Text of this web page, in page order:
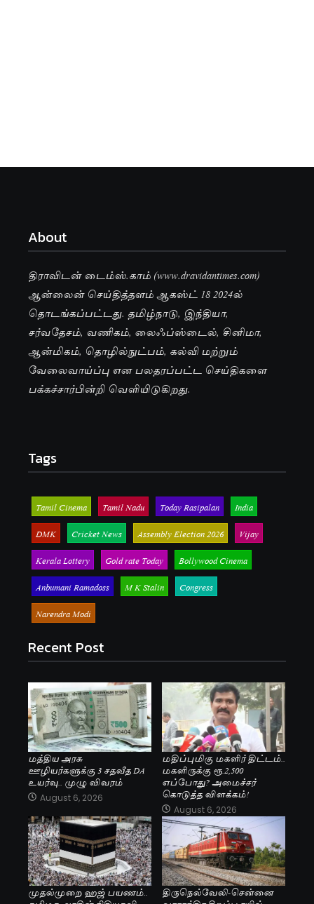
About
திராவிடன் டைம்ஸ்.காம் (www.dravidantimes.com)
ஆன்லைன் செய்தித்தளம் ஆகஸ்ட் 18 2024ல்
தொடங்கப்பட்டது. தமிழ்நாடு, இந்தியா,
சர்வதேசம், வணிகம், லைஃப்ஸ்டைல், சினிமா,
ஆன்மிகம், தொழில்நுட்பம், கல்வி மற்றும்
வேலைவாய்ப்பு என பலதரப்பட்ட செய்திகளை
பக்கச்சார்பின்றி வெளியிடுகிறது.
Tags
Tamil Cinema Tamil Nadu Today Rasipalan
India
DMK
Cricket News Assembly Election 2026
Vijay
Kerala Lottery
Gold rate Today
Bollywood Cinema
Anbumani Ramadoss
M K Stalin
Congress
Narendra Modi
Recent Post
மத்திய அரசு
ஊழியர்களுக்கு 3 சதவீத DA
உயர்வு.. முழு விவரம்
August 6, 2026
மதிப்புமிகு மகளிர் திட்டம்..
மகளிருக்கு ரூ.2,500
எப்போது? அமைச்சர்
கொடுத்த விளக்கம்!
August 6, 2026
முதல்முறை ஹஜ் பயணம்.. திருநெல்வேலி-சென்னை